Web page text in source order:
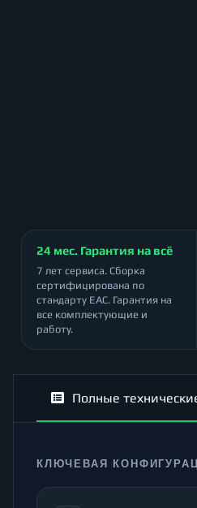
24 мес. Гарантия на всё
7 лет сервиса. Сборка
сертифицирована по
стандарту ЕАС. Гарантия на
все комплектующие и
работу.
Полные
КЛЮЧЕВАЯ